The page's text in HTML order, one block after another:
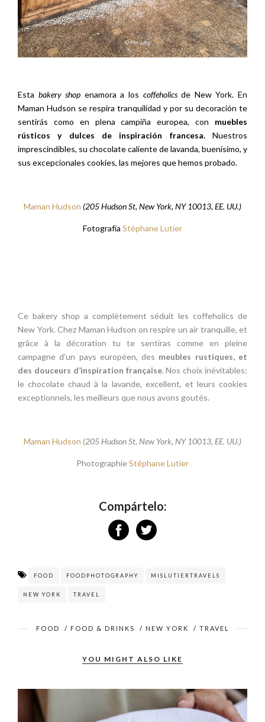
Esta bakery shop enamora a los coffeholicsde New York. En
Maman Hudson se respira tranquilidad y por su decoración te
sentirás como en plena campiña europea, con muebles
rústicos y dulces de inspiración francesa.Nuestros
imprescindibles, su chocolate caliente de lavanda, buenísimo, y
sus excepcionales cookies, las mejores que hemos probado.
Maman Hudson (205 Hudson St, New York, NY 10013, EE. UU.)
Fotografía Stéphane Lutier
Ce bakery shop a complètement séduit les coffeholics de
New York. Chez Maman Hudson on respire un air tranquille, et
grâce à la décoration tu te sentiras comme en pleine
campagne d’un pays européen, des meubles rustiques, et
des douceurs d’inspiration française. Nos choix inévitables:
le chocolate chaud à la lavande, excellent, et leurs cookies
exceptionnels, les meilleurs que nous avons goutés.
Maman Hudson (205 Hudson St, New York, NY 10013, EE. UU.)
PhotographieStéphane Lutier
Compártelo:
FOOD FOODPHOTOGRAPHY MISLUTIERTRAVELS
NEW YORK TRAVEL
FOOD / FOOD & DRINKS / NEW YORK / TRAVEL
YOU MIGHT ALSO LIKE